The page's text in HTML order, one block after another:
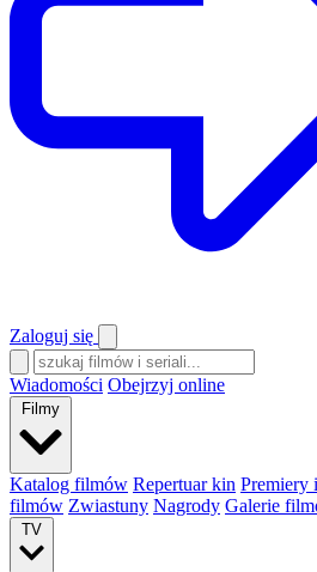
Zaloguj się
Wiadomości Obejrzyj online
Filmy
Katalog filmów Repertuar kin Premiery
filmów Zwiastuny Nagrody Galerie
TV